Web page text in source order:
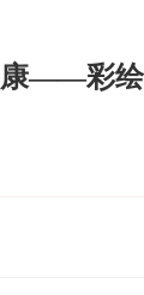
康——彩